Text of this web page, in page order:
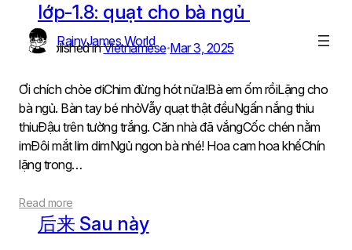
content
RainyJames World
lớp-1.8: quạt cho bà ngủ
Published inVietnamese•Mar 3, 2025
Ơi chích chòe ơiChim đừng hót nữa!Bà em ốm rồiLặng cho
bà ngủ. Bàn tay bé nhỏVẫy quạt thật đềuNgấn nắng thiu
thiuĐậu trên tường trắng. Căn nhà đã vắngCốc chén nằm
imĐôi mắt lim dimNgủ ngon bà nhé! Hoa cam hoa khếChín
lặng trong…
Read more
后来 Sau này